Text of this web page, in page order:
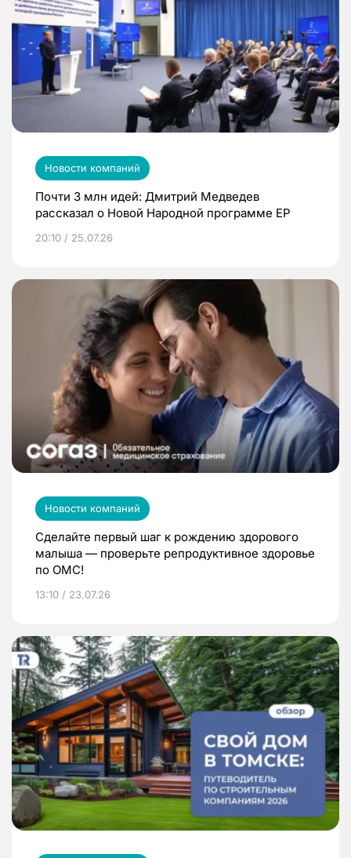
Новости компаний
Почти 3 млн идей: Дмитрий Медведев
рассказал о Новой Народной программе ЕР
20:10 / 25.07.26
Новости компаний
Сделайте первый шаг к рождению здорового
малыша — проверьте репродуктивное здоровье
по ОМС!
13:10 / 23.07.26